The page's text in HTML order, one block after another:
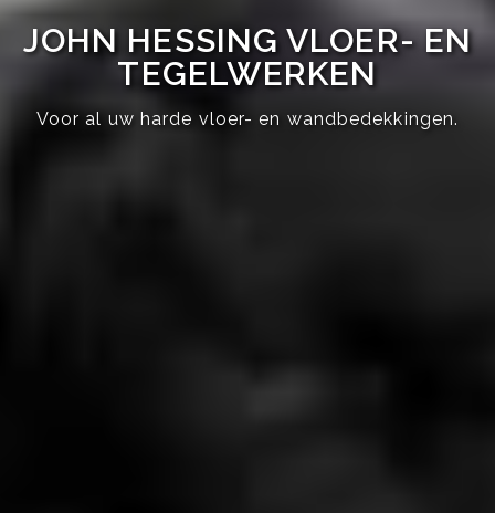
JOHN HESSING VLOER- EN
TEGELWERKEN
Voor al uw harde vloer- en wandbedekkingen.